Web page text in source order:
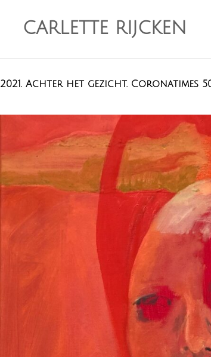
CARLETTE RIJCKEN
2021. Achter het gezicht. Coronatimes